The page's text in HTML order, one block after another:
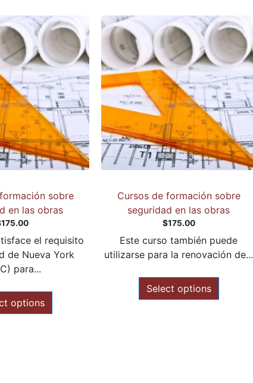
sobre
en las obras
175.00
el requisito
de Nueva York
para...
options
Cursos de formación sobre
seguridad en las obras
$175.00
Este curso también puede
utilizarse para la renovación de...
Select options